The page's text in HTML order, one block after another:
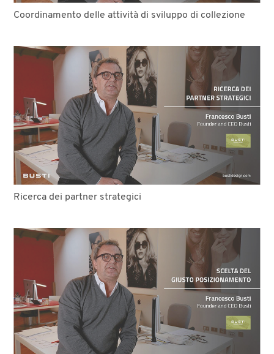
Coordinamento delle attività di sviluppo di collezione
Ricerca dei partner strategici